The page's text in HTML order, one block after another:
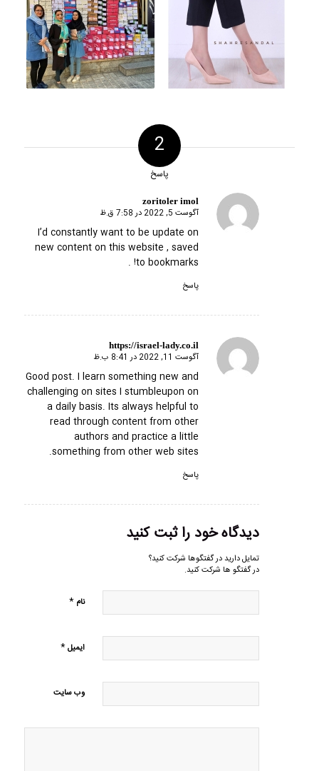
2
پاسخ
zoritoler imol
گفته:
آگوست 5, 2022 در 7:58 ق.ظ
I’d constantly want to be update on
new content on this website , saved
to bookmarks! .
پاسخ
https://israel-lady.co.il
گفته:
آگوست 11, 2022 در 8:41 ب.ظ
Good post. I learn something new and
challenging on sites I stumbleupon on
a daily basis. Its always helpful to
read through content from other
authors and practice a little
something from other web sites.
پاسخ
دیدگاه خود را ثبت کنید
تمایل دارید در گفتگوها شرکت کنید؟
در گفتگو ها شرکت کنید.
نام *
ایمیل*
وب‌ سایت